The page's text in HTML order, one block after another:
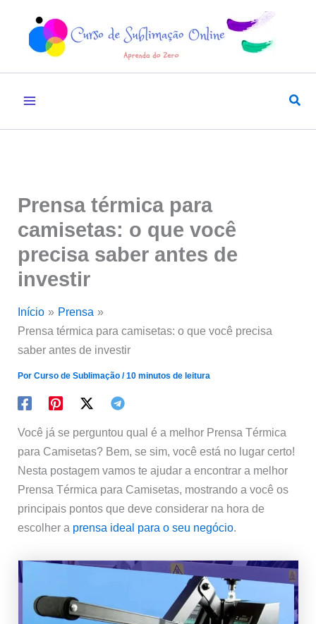
Prensa térmica para
camisetas: o que você
precisa saber antes de
investir
Início
Prensa
Prensa térmica para camisetas: o que você precisa
saber antes de investir
PorCurso de Sublimação/10 minutos de leitura
Você já se perguntou qual é a melhor Prensa Térmica
para Camisetas? Bem, se sim, você está no lugar certo!
Nesta postagem vamos te ajudar a encontrar a melhor
Prensa Térmica para Camisetas, mostrando a você os
principais pontos que deve considerar na hora de
escolher a prensa ideal para o seu negócio.